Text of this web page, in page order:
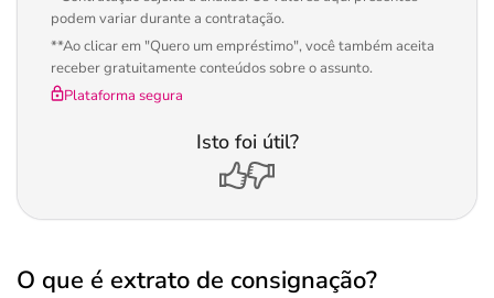
podem variar durante a contratação.
**Ao clicar em "Quero um empréstimo", você também aceita
receber gratuitamente conteúdos sobre o assunto.
Plataforma segura
Isto foi útil?
O que é extrato de consignação?